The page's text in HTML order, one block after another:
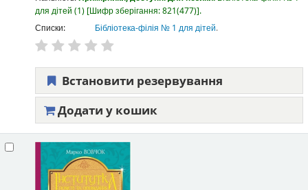
для дітей (1) Шифр зберігання:821(477) .
Списки:
Бібліотека-філія № 1 для дітей.
Встановити резервування
Додати у кошик